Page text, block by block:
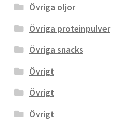
Övriga oljor
Övriga proteinpulver
Övriga snacks
Övrigt
Övrigt
Övrigt